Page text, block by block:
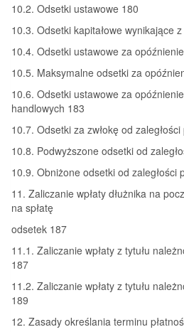
10.2. Odsetki ustawowe 180
10.3. Odsetki kapitałowe wynikające
10.4. Odsetki ustawowe za
10.5. Maksymalne odsetki za
10.6. Odsetki ustawowe za
handlowych 183
10.7. Odsetki za zwłokę od
10.8. Podwyższone odsetki od
10.9. Obniżone odsetki od zaległości
11. Zaliczanie wpłaty dłużnika na
na spłatę
odsetek 187
11.1. Zaliczanie wpłaty z tytułu
187
11.2. Zaliczanie wpłaty z tytułu
189
12. Zasady określania terminu